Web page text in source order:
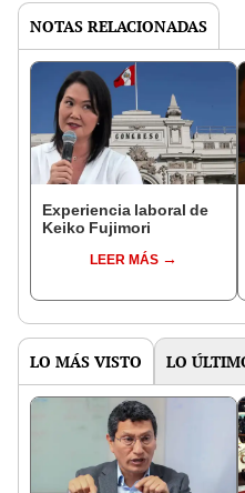
NOTAS RELACIONADAS
Experiencia laboral de
Keiko Fujimori
LEER MÁS
LO MÁS VISTO LO